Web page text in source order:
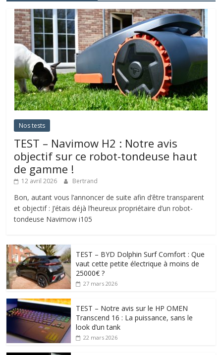
Nos tests
TEST – Navimow H2 : Notre avis
objectif sur ce robot-tondeuse haut
de gamme !
12 avril 2026 Bertrand
Bon, autant vous l’annoncer de suite afin d’être transparent
et objectif : J’étais déjà l’heureux propriétaire d’un robot-
tondeuse Navimow i105
TEST – BYD Dolphin Surf Comfort : Que
vaut cette petite électrique à moins de
25000€ ?
27 mars 2026
TEST – Notre avis sur le HP OMEN
Transcend 16 : La puissance, sans le
look d’un tank
22 mars 2026